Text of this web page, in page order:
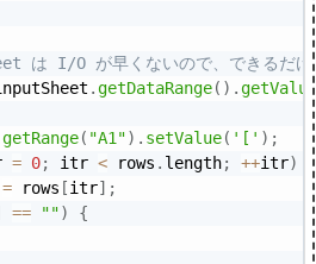
は I/O が早くないので、できるだけ
.getDataRange( ) .
getRange( "A1") . setValue( '[' ) ;
= 0; itr < rows . length; ++itr)
= rows [itr] ;
== "")
{